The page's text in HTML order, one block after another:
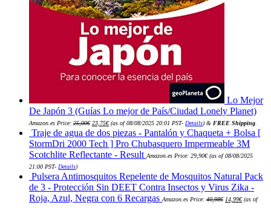
Lo Mejor
De Japón 3 (Guías Lo mejor de País/Ciudad Lonely Planet)
Amazon.es Price: 25,00€ precio
original
era:
25,00€.
23,75€precio
actual
es:
23,75€.
(as of 08/08/2025 20:01 PST- Details) & FREE Shipping
Traje de agua de dos piezas - Pantalón y Chaqueta + Bolsa [
StormDri 2000 Tech ] Pro Chubasquero Impermeable 3M
Scotchlite Reflectante - Result Amazon.es Price: 29,90€(as of 08/08/2025
21:00 PST- Details)
Pulsera Antimosquitos Repelente de Mosquitos Natural Pack
de 3 - Protección Sin DEET Contra Insectos y Virus Zika -
Roja, Azul, Negra con 6 Recargas Amazon.es Price: 40,98€ precio
14,99€precio
(as of